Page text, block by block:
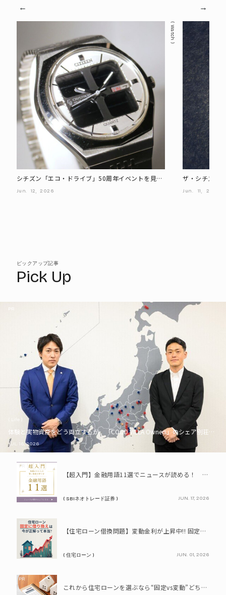
Watch
シチズン「エコ・ドライブ」50周年イベントを見て
きた。歴代モデルや技術展示を公開
Jun. 12, 2026
ザ・シチズン
げた和紙文字
Jun. 11, 2026
ピックアップ記事
Pick Up
PR
体験と実物資産をどう両立するか。「COCO VILLA Owners」のシェア別荘とい
JUL. 16, 2026
PR
【超入門】金融用語11選でニュースが読める！ 知識ゼロからの賢い資産の育て方
( SBIネオトレード証券 ) JUN. 17, 2026
【住宅ローン借換問題】変動金利が上昇中!! 固定に借り換えるなら今が正解って本当? シミュレーションで比較してみよう
( 住宅ローン ) JUN. 01, 2026
PR
これから住宅ローンを選ぶなら“固定vs変動”どちらが正解? 9割が利用したいと答えた「いま決めなくてもいい」ローンとは!?